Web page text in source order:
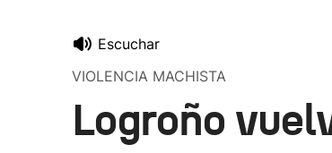
Escuchar
VIOLENCIA MACHISTA
Logroño